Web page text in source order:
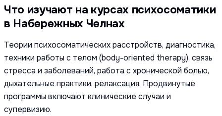
Что изучают на курсах психосоматики
в Набережных Челнах
Теории психосоматических расстройств, диагностика,
техники работы с телом (body-oriented therapy), связь
стресса и заболеваний, работа с хронической болью,
дыхательные практики, релаксация. Продвинутые
программы включают клинические случаи и
супервизию.